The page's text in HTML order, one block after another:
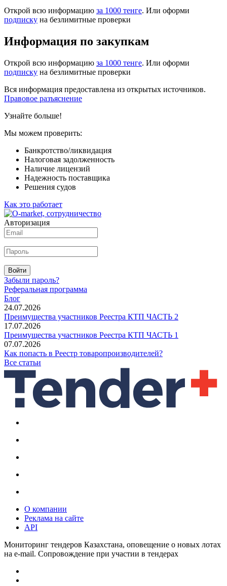
Открой всю информацию за 1000 тенге. Или оформи
подписку на безлимитные проверки
Информация по закупкам
Открой всю информацию за 1000 тенге. Или оформи
подписку на безлимитные проверки
Вся информация предоставлена из открытых источников.
Правовое разъяснение
Узнайте больше!
Мы можем проверить:
Банкротство/ликвидация
Налоговая задолженность
Наличие лицензий
Надежность поставщика
Решения судов
Как это работает
Авторизация
Войти
Забыли пароль?
Реферальная программа
Блог
24.07.2026
Преимущества участников Реестра КТП ЧАСТЬ 2
17.07.2026
Преимущества участников Реестра КТП ЧАСТЬ 1
07.07.2026
Как попасть в Реестр товаропроизводителей?
Все статьи
О компании
Реклама на сайте
API
Мониторинг тендеров Казахстана, оповещение о новых лотах
на e-mail. Сопровождение при участии в тендерах